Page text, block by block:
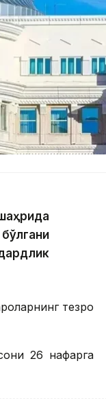
тезроқ
26 нафарга